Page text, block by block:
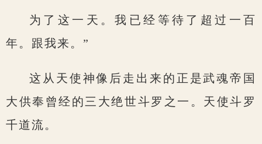
为了这一天。我已经等待了超过一百
年。跟我来。”
这从天使神像后走出来的正是武魂帝国
大供奉曾经的三大绝世斗罗之一。天使斗罗
千道流。